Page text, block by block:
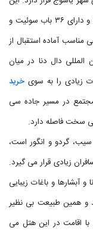
هتل ۴ ستاره فعالیت خود را از سال ۱۳۹۷ آغاز نموده و دارای ۳۶ باب سوئیت و
مناسب آماده استقبال از
دال دنا در میان
زیادی را به سوی خرید
در مسیر جاده سی
سیب، گردو و انگور است،
زیادی قرار می گیرد.
آبشارها و باغات زیبایی
و همین طبیعت بی نظیر
اقامت در این هتل می